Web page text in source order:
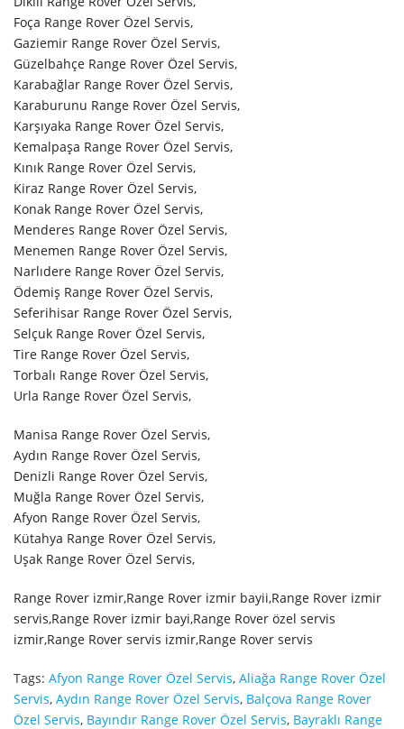
Foça Range Rover Özel Servis,
Gaziemir Range Rover Özel Servis,
Güzelbahçe Range Rover Özel Servis,
Karabağlar Range Rover Özel Servis,
Karaburunu Range Rover Özel Servis,
Karşıyaka Range Rover Özel Servis,
Kemalpaşa Range Rover Özel Servis,
Kınık Range Rover Özel Servis,
Kiraz Range Rover Özel Servis,
Konak Range Rover Özel Servis,
Menderes Range Rover Özel Servis,
Menemen Range Rover Özel Servis,
Narlıdere Range Rover Özel Servis,
Ödemiş Range Rover Özel Servis,
Seferihisar Range Rover Özel Servis,
Selçuk Range Rover Özel Servis,
Tire Range Rover Özel Servis,
Torbalı Range Rover Özel Servis,
Urla Range Rover Özel Servis,
Manisa Range Rover Özel Servis,
Aydın Range Rover Özel Servis,
Denizli Range Rover Özel Servis,
Muğla Range Rover Özel Servis,
Afyon Range Rover Özel Servis,
Kütahya Range Rover Özel Servis,
Uşak Range Rover Özel Servis,
Range Rover izmir,Range Rover izmir bayii,Range Rover izmir
servis,Range Rover izmir bayi,Range Rover özel servis
izmir,Range Rover servis izmir,Range Rover servis
Tags: Afyon Range Rover Özel Servis, Aliağa Range Rover Özel
Servis, Aydın Range Rover Özel Servis, Balçova Range Rover
Özel Servis, Bayındır Range Rover Özel Servis, Bayraklı Range